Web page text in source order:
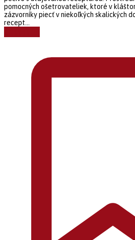
pomocných ošetrovateliek, ktoré v
zázvorníky piecť v niekoľkých skalických
recept...